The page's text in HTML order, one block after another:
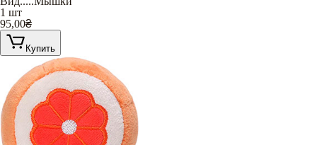
1 шт
95,00₴
Купить